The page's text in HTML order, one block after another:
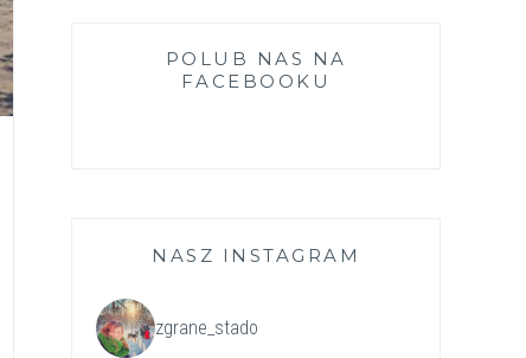
POLUB NAS NA
FACEBOOKU
NASZ INSTAGRAM
zgrane_stado